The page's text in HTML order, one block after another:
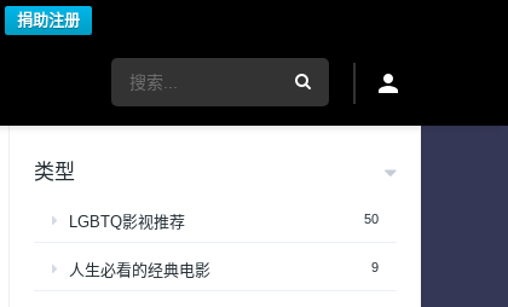
捐助注册
类型
LGBTQ影视推荐 50
人生必看的经典电影 9